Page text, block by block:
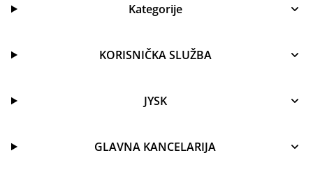
Kategorije
KORISNIČKA SLUŽBA
JYSK
GLAVNA KANCELARIJA